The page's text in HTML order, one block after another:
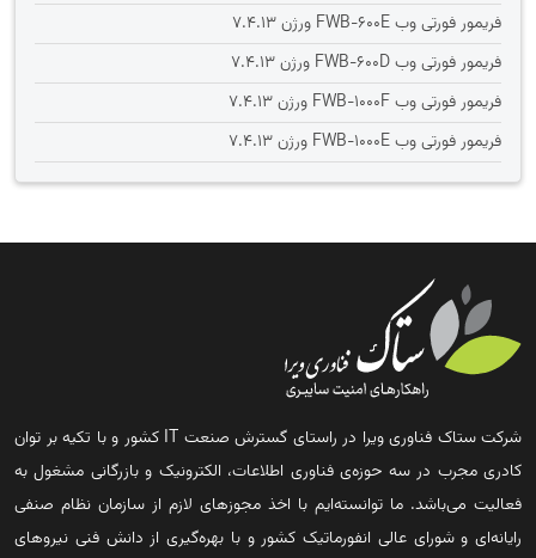
فریمور فورتی وب FWB-600E ورژن 7.4.13
فریمور فورتی وب FWB-600D ورژن 7.4.13
فریمور فورتی وب FWB-1000F ورژن 7.4.13
فریمور فورتی وب FWB-1000E ورژن 7.4.13
شرکت ستاک فناوری ویرا در راستای گسترش صنعت IT کشور و با تکیه بر توان
کادری مجرب در سه حوزه‌ی فناوری اطلاعات، الکترونیک و بازرگانی مشغول به
فعالیت می‌باشد. ما توانسته‌ایم با اخذ مجوزهای لازم از سازمان نظام صنفی
رایانه‌ای و شورای عالی انفورماتیک کشور و با بهره‌گیری از دانش فنی نیروهای